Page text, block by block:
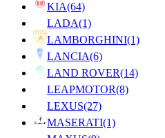
KIA(64)
LADA(1)
LAMBORGHINI(1)
LANCIA(6)
LAND ROVER(14)
LEAPMOTOR(8)
LEXUS(27)
MASERATI(1)